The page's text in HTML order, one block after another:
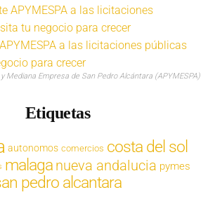
a las licitaciones públicas
para crecer
Mediana Empresa de San Pedro Alcántara (APYMESPA)
Etiquetas
autonomos comercios costa del sol
malaga nueva andalucia pymes
pedro alcantara